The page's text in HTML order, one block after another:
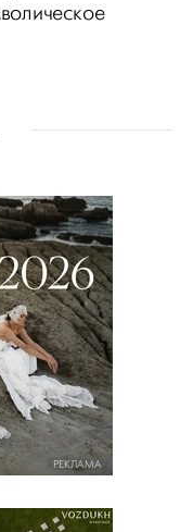
РЕКЛАМА